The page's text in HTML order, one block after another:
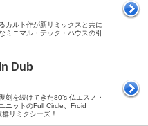
カルト作が新リミックスと共に
ミニマル・テック・ハウスの引
Dub
を続けてきた80’s 仏エスノ・
ニットのFull Circle、Froid
リミクシーズ！